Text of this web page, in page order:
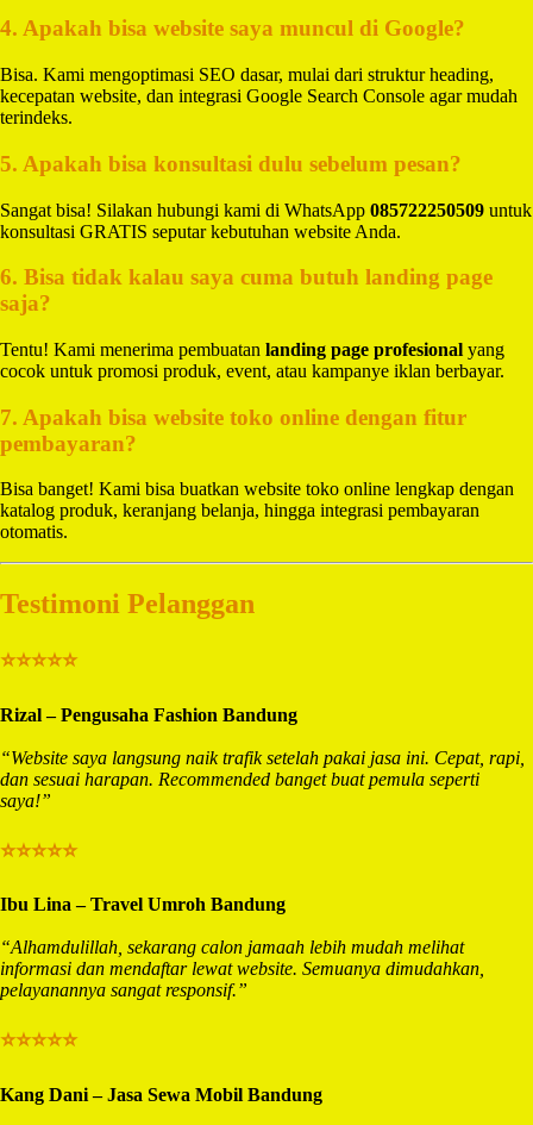
4. Apakah bisa website saya muncul di Google?
Bisa. Kami mengoptimasi SEO dasar, mulai dari struktur heading,
kecepatan website, dan integrasi Google Search Console agar mudah
terindeks.
5. Apakah bisa konsultasi dulu sebelum pesan?
Sangat bisa! Silakan hubungi kami di WhatsApp 085722250509 untuk
konsultasi GRATIS seputar kebutuhan website Anda.
6. Bisa tidak kalau saya cuma butuh landing page
saja?
Tentu! Kami menerima pembuatan landing page profesional yang
cocok untuk promosi produk, event, atau kampanye iklan berbayar.
7. Apakah bisa website toko online dengan fitur
pembayaran?
Bisa banget! Kami bisa buatkan website toko online lengkap dengan
katalog produk, keranjang belanja, hingga integrasi pembayaran
otomatis.
Testimoni Pelanggan
⭐⭐⭐⭐⭐
Rizal – Pengusaha Fashion Bandung
“Website saya langsung naik trafik setelah pakai jasa ini. Cepat, rapi,
dan sesuai harapan. Recommended banget buat pemula seperti
saya!”
⭐⭐⭐⭐⭐
Ibu Lina – Travel Umroh Bandung
“Alhamdulillah, sekarang calon jamaah lebih mudah melihat
informasi dan mendaftar lewat website. Semuanya dimudahkan,
pelayanannya sangat responsif.”
⭐⭐⭐⭐⭐
Kang Dani – Jasa Sewa Mobil Bandung